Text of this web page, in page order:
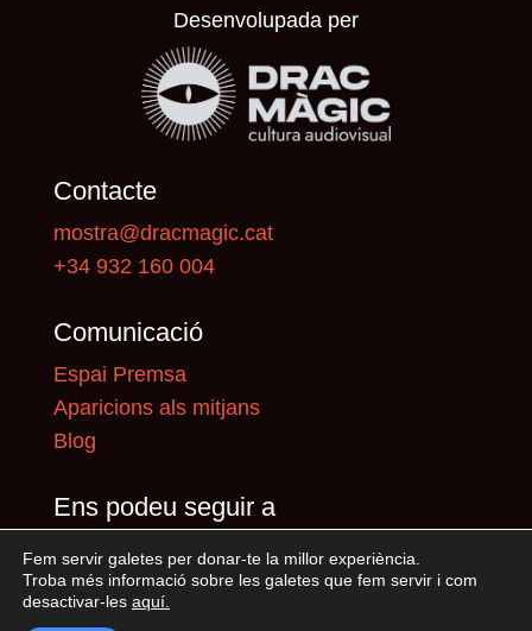
Desenvolupada per
Contacte
mostra@dracmagic.cat
+34 932 160 004
Comunicació
Espai Premsa
Aparicions als mitjans
Blog
Ens podeu seguir a
Fem servir galetes per donar-te la millor experiència.
Troba més informació sobre les galetes que fem servir i com
desactivar-les aquí